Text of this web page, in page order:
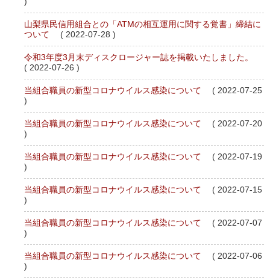
山梨県民信用組合との「ATMの相互運用に関する覚書」締結に
ついて
( 2022-07-28 )
令和3年度3月末ディスクロージャー誌を掲載いたしました。
( 2022-07-26 )
当組合職員の新型コロナウイルス感染について
( 2022-07-25
)
当組合職員の新型コロナウイルス感染について
( 2022-07-20
)
当組合職員の新型コロナウイルス感染について
( 2022-07-19
)
当組合職員の新型コロナウイルス感染について
( 2022-07-15
)
当組合職員の新型コロナウイルス感染について
( 2022-07-07
)
当組合職員の新型コロナウイルス感染について
( 2022-07-06
)